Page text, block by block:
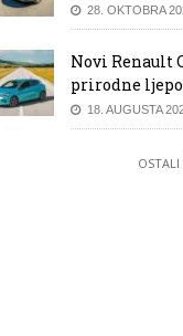
28. OKTOBRA
Novi Renault
prirodne
18. AUGUSTA
OSTALI